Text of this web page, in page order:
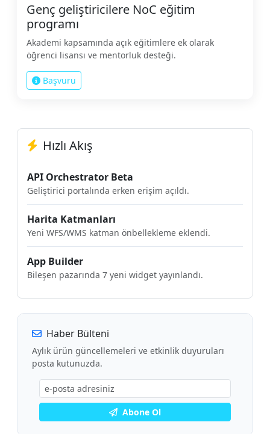
Genç geliştiricilere NoC eğitim
programı
Akademi kapsamında açık eğitimlere ek olarak
öğrenci lisansı ve mentorluk desteği.
Başvuru
Hızlı Akış
API Orchestrator Beta
Geliştirici portalında erken erişim açıldı.
Harita Katmanları
Yeni WFS/WMS katman önbellekleme eklendi.
App Builder
Bileşen pazarında 7 yeni widget yayınlandı.
Haber Bülteni
Aylık ürün güncellemeleri ve etkinlik duyuruları
posta kutunuzda.
Abone Ol